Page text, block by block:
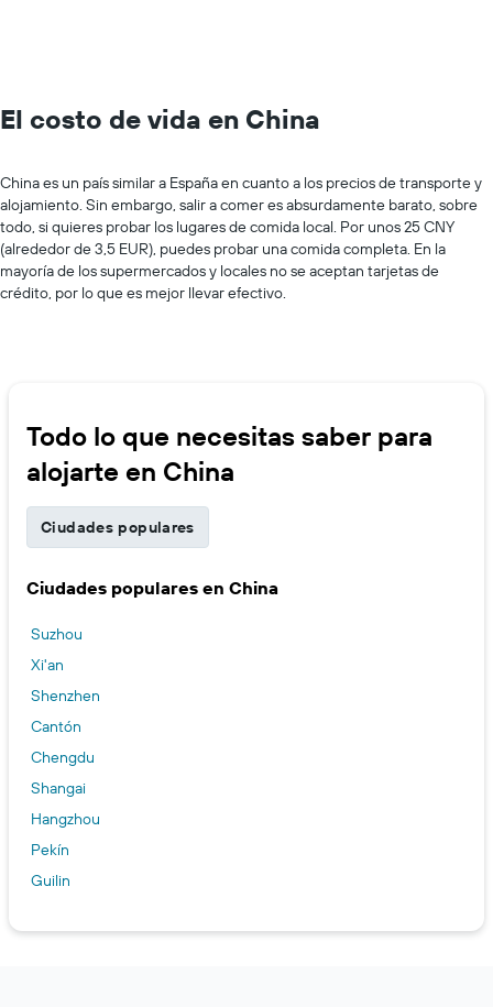
El costo de vida en China
China es un país similar a España en cuanto a los precios de transporte y
alojamiento. Sin embargo, salir a comer es absurdamente barato, sobre
todo, si quieres probar los lugares de comida local. Por unos 25 CNY
(alrededor de 3,5 EUR), puedes probar una comida completa. En la
mayoría de los supermercados y locales no se aceptan tarjetas de
crédito, por lo que es mejor llevar efectivo.
Todo lo que necesitas saber para
alojarte en China
Ciudades populares
Ciudades populares en China
Suzhou
Xi'an
Shenzhen
Cantón
Chengdu
Shangai
Hangzhou
Pekín
Guilin